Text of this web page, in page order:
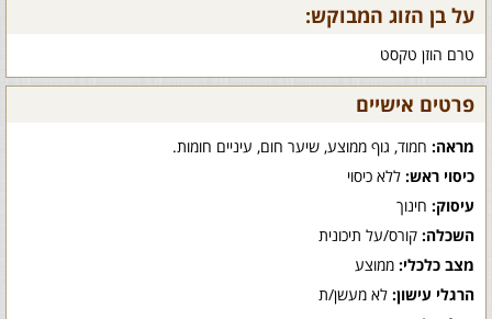
על בן הזוג המבוקש:
טרם הוזן טקסט
פרטים אישיים
מראה: חמוד, גוף ממוצע, שיער חום, עיניים חומות.
כיסוי ראש: ללא כיסוי
עיסוק: חינוך
השכלה: קורס/על תיכונית
מצב כלכלי: ממוצע
הרגלי עישון: לא מעשן/ת